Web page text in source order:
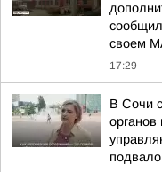
своем
17:29
В Сочи
органов